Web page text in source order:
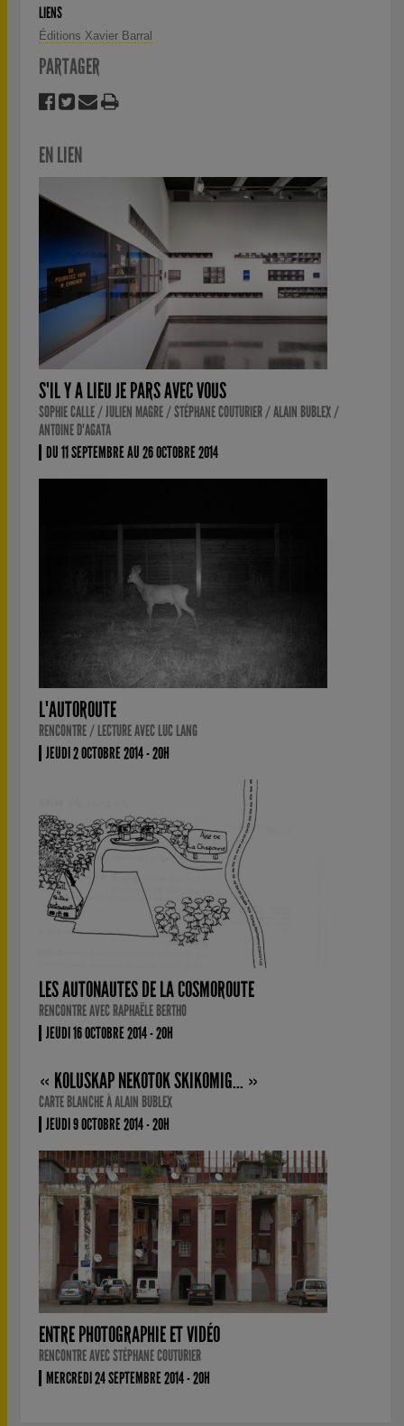
LIENS
Éditions Xavier Barral
PARTAGER
EN LIEN
S'IL Y A LIEU JE PARS AVEC VOUS
SOPHIE CALLE / JULIEN MAGRE / STÉPHANE COUTURIER / ALAIN BUBLEX /
ANTOINE D'AGATA
DU 11 SEPTEMBRE AU 26 OCTOBRE 2014
L'AUTOROUTE
RENCONTRE / LECTURE AVEC LUC LANG
JEUDI 2 OCTOBRE 2014 - 20H
LES AUTONAUTES DE LA COSMOROUTE
RENCONTRE AVEC RAPHAËLE BERTHO
JEUDI 16 OCTOBRE 2014 - 20H
« KOLUSKAP NEKOTOK SKIKOMIG... »
CARTE BLANCHE À ALAIN BUBLEX
JEUDI 9 OCTOBRE 2014 - 20H
ENTRE PHOTOGRAPHIE ET VIDÉO
RENCONTRE AVEC STÉPHANE COUTURIER
MERCREDI 24 SEPTEMBRE 2014 - 20H